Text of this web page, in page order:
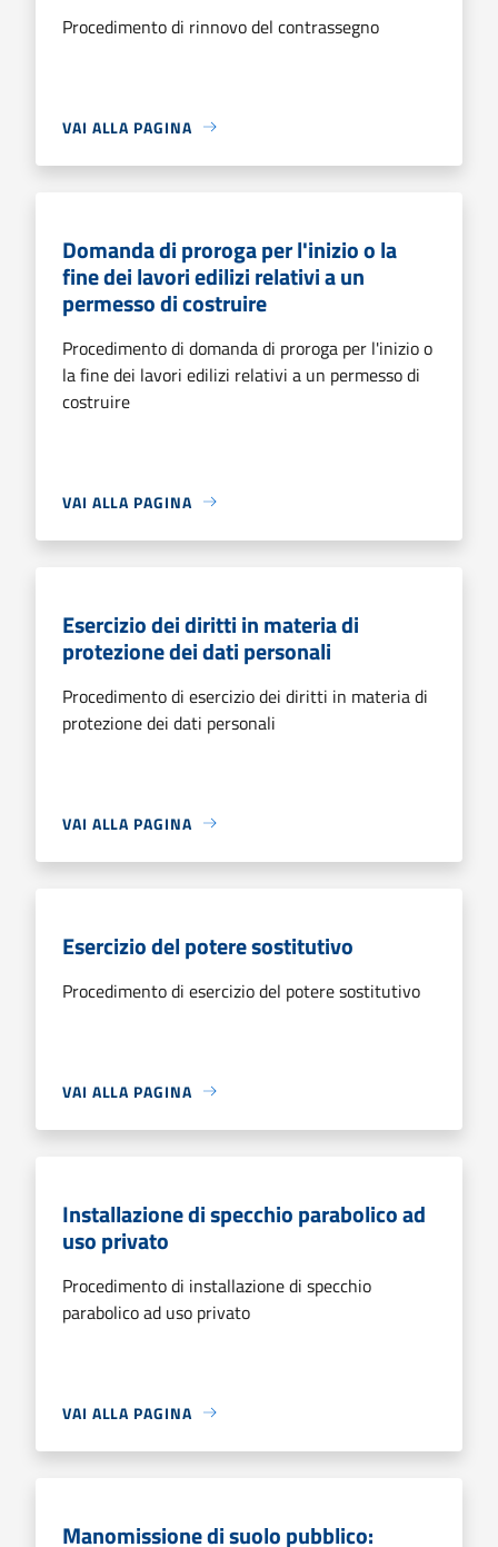
Procedimento di rinnovo del contrassegno
VAI ALLA PAGINA
Domanda di proroga per l'inizio o la
fine dei lavori edilizi relativi a un
permesso di costruire
Procedimento di domanda di proroga per l'inizio o
la fine dei lavori edilizi relativi a un permesso di
costruire
VAI ALLA PAGINA
Esercizio dei diritti in materia di
protezione dei dati personali
Procedimento di esercizio dei diritti in materia di
protezione dei dati personali
VAI ALLA PAGINA
Esercizio del potere sostitutivo
Procedimento di esercizio del potere sostitutivo
VAI ALLA PAGINA
Installazione di specchio parabolico ad
uso privato
Procedimento di installazione di specchio
parabolico ad uso privato
VAI ALLA PAGINA
Manomissione di suolo pubblico: